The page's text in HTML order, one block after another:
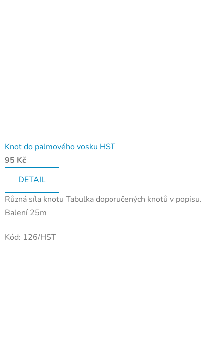
Knot do palmového vosku HST
95 Kč
DETAIL
Různá síla knotu Tabulka doporučených knotů v popisu.
Balení 25m
Kód: 126/HST